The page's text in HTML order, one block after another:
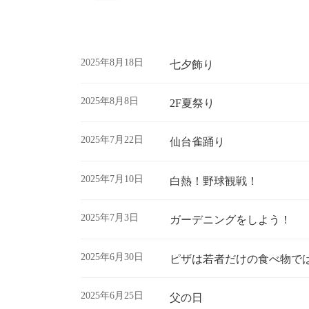
2025年8月18日 七夕飾り
2025年8月8日 2F夏祭り
2025年7月22日 仙台雀踊り
2025年7月10日 白熱！野球観戦！
2025年7月3日 ガーデニングをしよう！
2025年6月30日 ピザは若者だけの食べ物で
2025年6月25日 父の日